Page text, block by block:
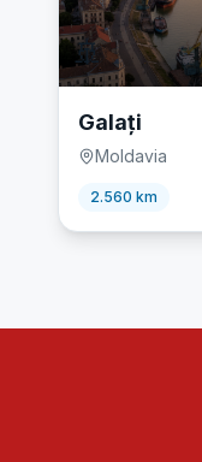
🚢
Galați
Moldavia
2.560 km